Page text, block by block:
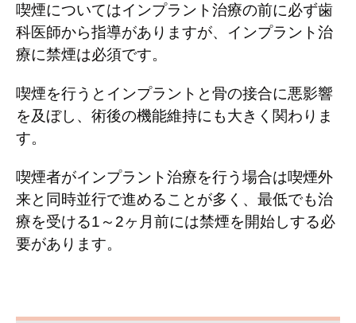
喫煙についてはインプラント治療の前に必ず歯
科医師から指導がありますが、インプラント治
療に禁煙は必須です。
喫煙を行うとインプラントと骨の接合に悪影響
を及ぼし、術後の機能維持にも大きく関わりま
す。
喫煙者がインプラント治療を行う場合は喫煙外
来と同時並行で進めることが多く、最低でも治
療を受ける1 ～ 2ヶ月前には禁煙を開始しする必
要があります。